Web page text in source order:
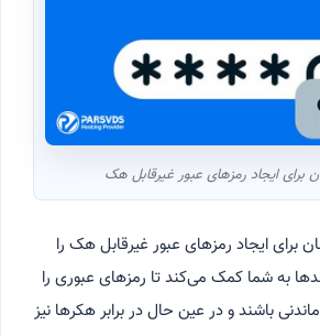
ترفند آسان برای ایجاد رمزهای عبور غیرقابل هک را
به شما کمک می‌کند تا رمزهای عبوری را
باشند و در عین حال در برابر هکرها نیز